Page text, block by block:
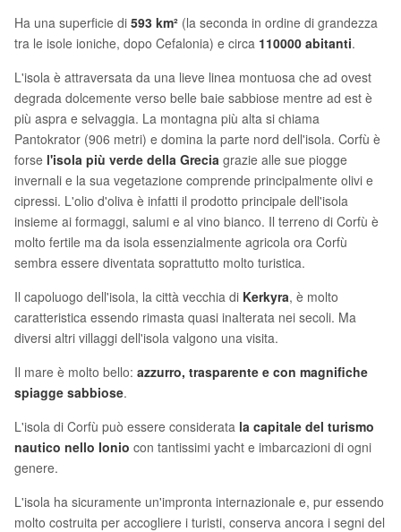
Ha una superficie di 593 km² (la seconda in ordine di grandezza
tra le isole ioniche, dopo Cefalonia) e circa 110000 abitanti.
L'isola è attraversata da una lieve linea montuosa che ad ovest
degrada dolcemente verso belle baie sabbiose mentre ad est è
più aspra e selvaggia. La montagna più alta si chiama
Pantokrator (906 metri) e domina la parte nord dell'isola. Corfù è
forse l'isola più verde della Grecia grazie alle sue piogge
invernali e la sua vegetazione comprende principalmente olivi e
cipressi. L'olio d'oliva è infatti il prodotto principale dell'isola
insieme ai formaggi, salumi e al vino bianco. Il terreno di Corfù è
molto fertile ma da isola essenzialmente agricola ora Corfù
sembra essere diventata soprattutto molto turistica.
Il capoluogo dell'isola, la città vecchia di Kerkyra, è molto
caratteristica essendo rimasta quasi inalterata nei secoli. Ma
diversi altri villaggi dell'isola valgono una visita.
Il mare è molto bello: azzurro, trasparente e con magnifiche
spiagge sabbiose.
L'isola di Corfù può essere considerata la capitale del turismo
nautico nello Ionio con tantissimi yacht e imbarcazioni di ogni
genere.
L'isola ha sicuramente un'impronta internazionale e, pur essendo
molto costruita per accogliere i turisti, conserva ancora i segni del